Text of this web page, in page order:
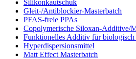
Silikonkautschuk
Gleit-/Antiblockier-Masterbatch
PFAS-freie PPAs
Copolymerische Siloxan-Additive/
Funktionelles Additiv für biologisch
Hyperdispersionsmittel
Matt Effect Masterbatch